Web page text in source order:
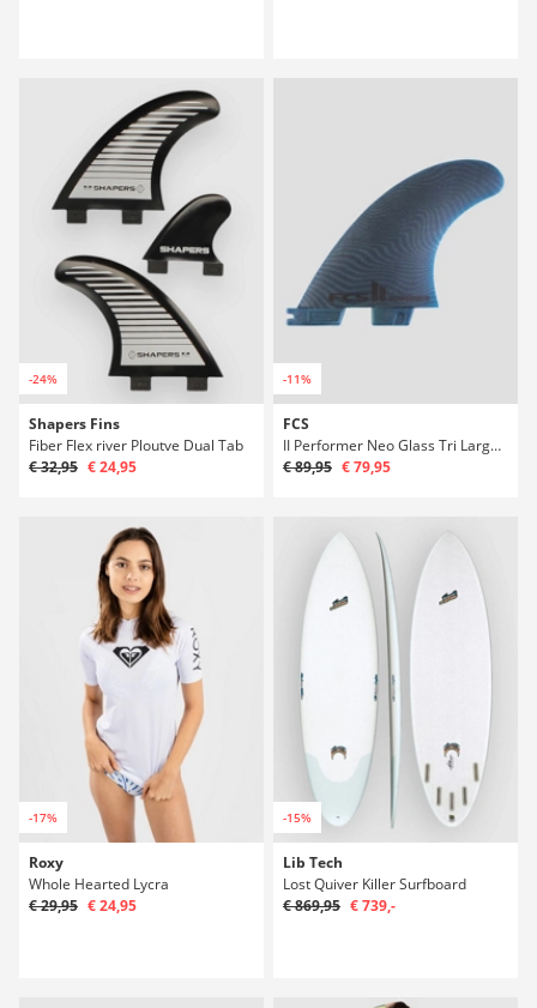
-24%
Shapers Fins
Fiber Flex river Ploutve Dual Tab
€ 32,95 € 24,95
-11%
FCS
II Performer Neo Glass Tri Large Ploutve Set
€ 89,95 € 79,95
-17%
Roxy
Whole Hearted Lycra
€ 29,95 € 24,95
-15%
Lib Tech
Lost Quiver Killer Surfboard
€ 869,95 € 739,-